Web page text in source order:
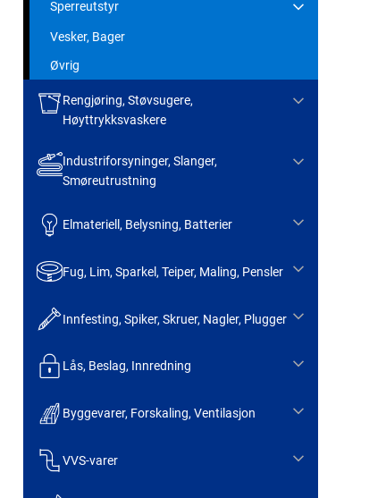
Sperreutstyr
Vesker, Bager
Øvrig
Rengjøring, Støvsugere,
Høyttrykksvaskere
Industriforsyninger, Slanger,
Smøreutrustning
Elmateriell, Belysning, Batterier
Fug, Lim, Sparkel, Teiper, Maling, Pensler
Innfesting, Spiker, Skruer, Nagler, Plugger
Lås, Beslag, Innredning
Byggevarer, Forskaling, Ventilasjon
VVS-varer